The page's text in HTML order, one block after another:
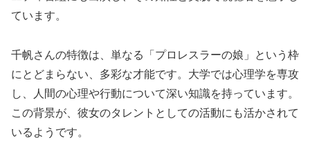
ています。
千帆さんの特徴は、単なる「プロレスラーの娘」という枠
にとどまらない、多彩な才能です。大学では心理学を専攻
し、人間の心理や行動について深い知識を持っています。
この背景が、彼女のタレントとしての活動にも活かされて
いるようです。